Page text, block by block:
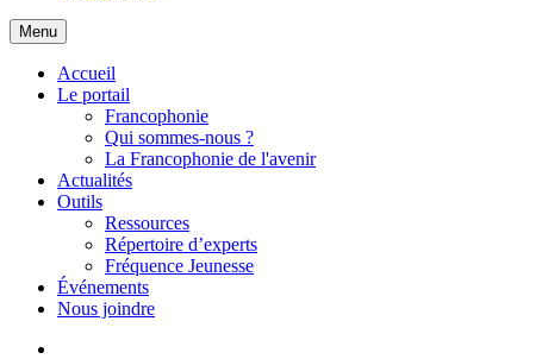
Menu
Accueil
Le portail
Francophonie
Qui sommes-nous ?
La Francophonie de l'avenir
Actualités
Outils
Ressources
Répertoire d’experts
Fréquence Jeunesse
Événements
Nous joindre